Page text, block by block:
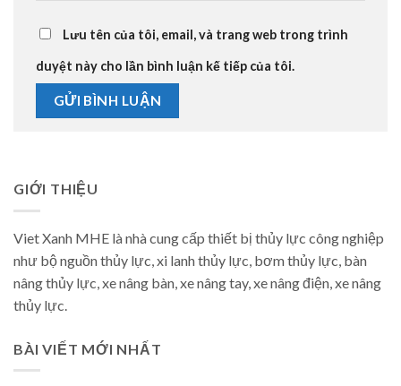
Lưu tên của tôi, email, và trang web trong trình
duyệt này cho lần bình luận kế tiếp của tôi.
GIỚI THIỆU
Viet Xanh MHE là nhà cung cấp thiết bị thủy lực công nghiệp
như bộ nguồn thủy lực, xi lanh thủy lực, bơm thủy lực, bàn
nâng thủy lực, xe nâng bàn, xe nâng tay, xe nâng điện, xe nâng
thủy lực.
BÀI VIẾT MỚI NHẤT